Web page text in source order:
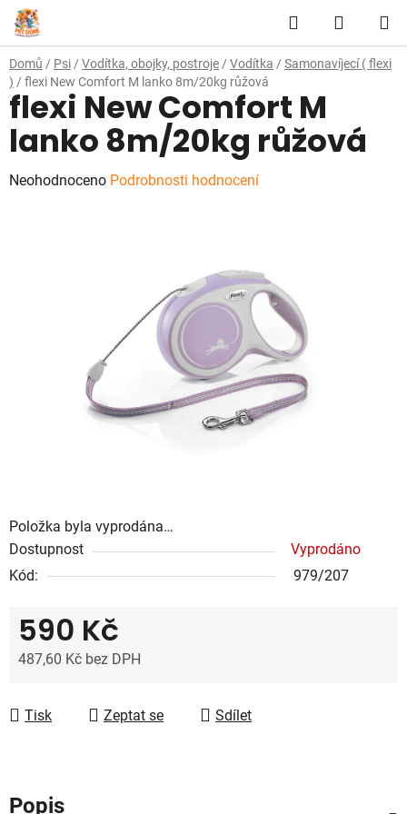
Přejít
na
obsah
Hledat
KOŠÍK
Domů / Psi / Vodítka, obojky, postroje / Vodítka / Samonavíjecí ( flexi
) / flexi New Comfort M lanko 8m/20kg růžová
Položka byla vyprodána…
Dostupnost
Vyprodáno
Kód:
979/207
590 Kč
487,60 Kč bez DPH
Tisk
Zeptat se Sdílet
flexi New Comfort M
lanko 8m/20kg růžová
Průměrné
Neohodnoceno Podrobnosti hodnocení
Popis